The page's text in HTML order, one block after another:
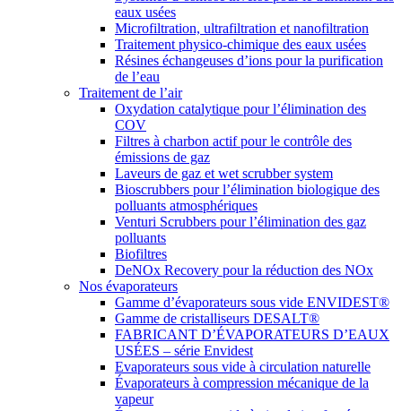
eaux usées
Microfiltration, ultrafiltration et nanofiltration
Traitement physico-chimique des eaux usées
Résines échangeuses d’ions pour la purification
de l’eau
Traitement de l’air
Oxydation catalytique pour l’élimination des
COV
Filtres à charbon actif pour le contrôle des
émissions de gaz
Laveurs de gaz et wet scrubber system
Bioscrubbers pour l’élimination biologique des
polluants atmosphériques
Venturi Scrubbers pour l’élimination des gaz
polluants
Biofiltres
DeNOx Recovery pour la réduction des NOx
Nos évaporateurs
Gamme d’évaporateurs sous vide ENVIDEST®
Gamme de cristalliseurs DESALT®
FABRICANT D’ÉVAPORATEURS D’EAUX
USÉES – série Envidest
Evaporateurs sous vide à circulation naturelle
Évaporateurs à compression mécanique de la
vapeur